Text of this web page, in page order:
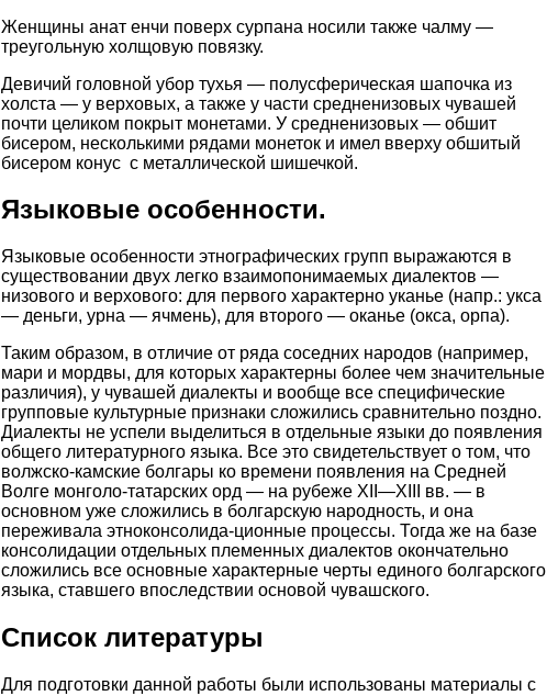
Женщины анат енчи поверх сурпана носили также чалму —
треугольную холщовую повязку.
Девичий головной убор тухья — полусферическая шапочка из
холста — у верховых, а также у части средненизовых чувашей
почти целиком покрыт монетами. У средненизовых — обшит
бисером, несколькими рядами монеток и имел вверху обшитый
бисером конус с металлической шишечкой.
Языковые особенности.
Языковые особенности этнографических групп выражаются в
существовании двух легко взаимопонимаемых диалектов —
низового и верхового: для первого характерно уканье (напр.: укса
— деньги, урна — ячмень), для второго — оканье (окса, орпа).
Таким образом, в отличие от ряда соседних народов (например,
мари и мордвы, для которых характерны более чем значительные
различия), у чувашей диалекты и вообще все специфические
групповые культурные признаки сложились сравнительно поздно.
Диалекты не успели выделиться в отдельные языки до появления
общего литературного языка. Все это свидетельствует о том, что
волжско-камские болгары ко времени появления на Средней
Волге монголо-татарских орд — на рубеже XII—XIII вв. — в
основном уже сложились в болгарскую народность, и она
переживала этноконсолида-ционные процессы. Тогда же на базе
консолидации отдельных племенных диалектов окончательно
сложились все основные характерные черты единого болгарского
языка, ставшего впоследствии основой чувашского.
Список литературы
Для подготовки данной работы были использованы материалы с